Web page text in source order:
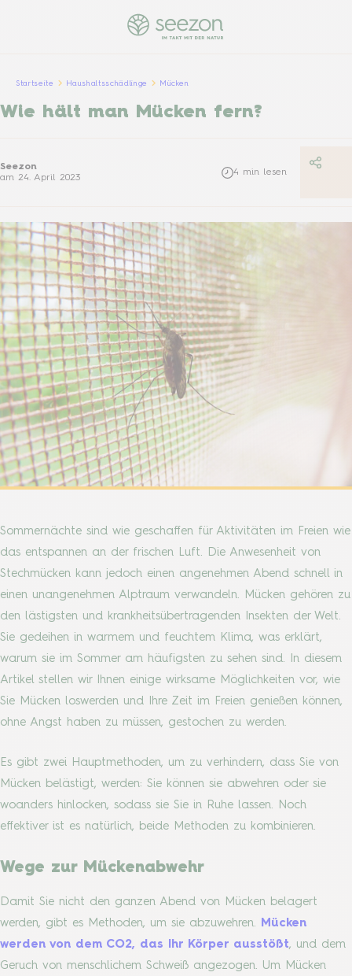
Startseite Haushaltsschädlinge Mücken
Wie hält man Mücken fern?
Seezon
am 24. April 2023
4 min lesen
Sommernächte sind wie geschaffen für Aktivitäten im Freien wie
das entspannen an der frischen Luft. Die Anwesenheit von
Stechmücken kann jedoch einen angenehmen Abend schnell in
einen unangenehmen Alptraum verwandeln. Mücken gehören zu
den lästigsten und krankheitsübertragenden Insekten der Welt.
Sie gedeihen in warmem und feuchtem Klima, was erklärt,
warum sie im Sommer am häufigsten zu sehen sind. In diesem
Artikel stellen wir Ihnen einige wirksame Möglichkeiten vor, wie
Sie Mücken loswerden und Ihre Zeit im Freien genießen können,
ohne Angst haben zu müssen, gestochen zu werden.
Es gibt zwei Hauptmethoden, um zu verhindern, dass Sie von
Mücken belästigt, werden: Sie können sie abwehren oder sie
woanders hinlocken, sodass sie Sie in Ruhe lassen. Noch
effektiver ist es natürlich, beide Methoden zu kombinieren.
Wege zur Mückenabwehr
Damit Sie nicht den ganzen Abend von Mücken belagert
werden, gibt es Methoden, um sie abzuwehren.
Mücken
werden von dem CO2, das Ihr Körper ausstößt, und dem
Geruch von menschlichem Schweiß angezogen. Um Mücken